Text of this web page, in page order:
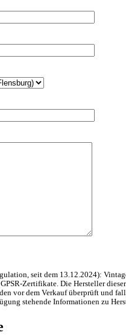
seit dem 13.12.2024):
Zertifikate. Die Hersteller
vor dem Verkauf überprüft und
stehende Informationen zu